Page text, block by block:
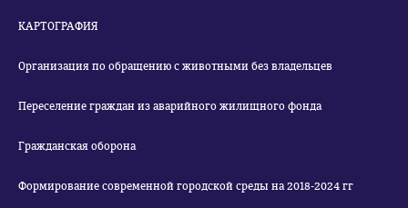
КАРТОГРАФИЯ
Организация по обращению с животными без владельцев
Переселение граждан из аварийного жилищного фонда
Гражданская оборона
Формирование современной городской среды на 2018-2024 гг